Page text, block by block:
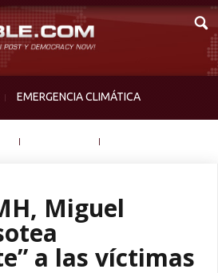
EMERGENCIA CLIMÁTICA
Miguel
a las víctimas